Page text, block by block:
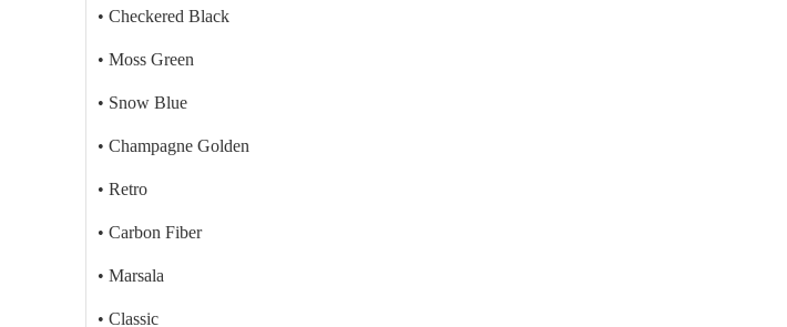
• Checkered Black
• Moss Green
• Snow Blue
• Champagne Golden
• Retro
• Carbon Fiber
• Marsala
• Classic